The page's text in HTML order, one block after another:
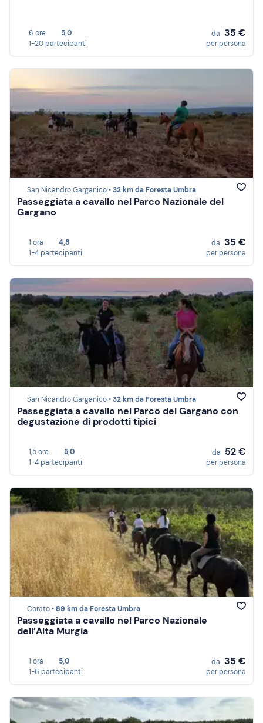
6 ore
5,0
1-20 partecipanti
da 35 €
per persona
San Nicandro Garganico •32 km da Foresta Umbra
Passeggiata a cavallo nel Parco Nazionale del
Gargano
1 ora
4,8
1-4 partecipanti
da 35 €
per persona
San Nicandro Garganico •32 km da Foresta Umbra
Passeggiata a cavallo nel Parco del Gargano con
degustazione di prodotti tipici
1,5 ore
5,0
1-4 partecipanti
da 52 €
per persona
Corato •89 km da Foresta Umbra
Passeggiata a cavallo nel Parco Nazionale
dell’Alta Murgia
1 ora
5,0
1-6 partecipanti
da 35 €
per persona